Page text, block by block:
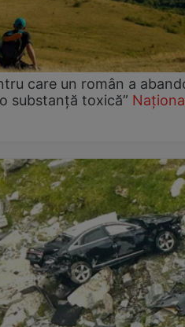
care un român a
substanță toxică”